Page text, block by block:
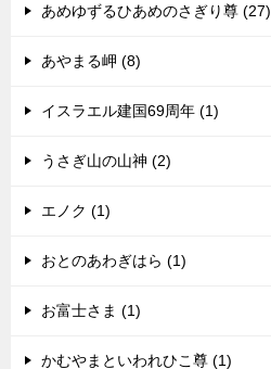
あめゆずるひあめのさぎり尊 (27)
あやまる岬 (8)
イスラエル建国69周年 (1)
うさぎ山の山神 (2)
エノク (1)
おとのあわぎはら (1)
お富士さま (1)
かむやまといわれひこ尊 (1)